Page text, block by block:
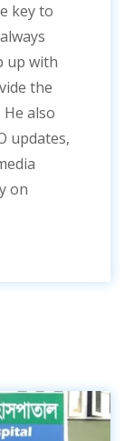
key to
up with
the
also
updates,
on